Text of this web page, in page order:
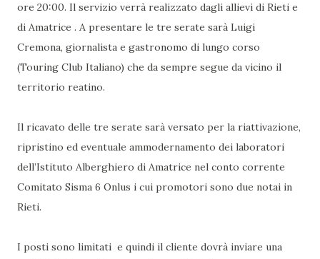
ore 20:00. Il servizio verrà realizzato dagli allievi di Rieti e
di Amatrice . A presentare le tre serate sarà Luigi
Cremona, giornalista e gastronomo di lungo corso
(Touring Club Italiano) che da sempre segue da vicino il
territorio reatino.
Il ricavato delle tre serate sarà versato per la riattivazione,
ripristino ed eventuale ammodernamento dei laboratori
dell’Istituto Alberghiero di Amatrice nel conto corrente
Comitato Sisma 6 Onlus i cui promotori sono due notai in
Rieti.
I posti sono limitati e quindi il cliente dovrà inviare una